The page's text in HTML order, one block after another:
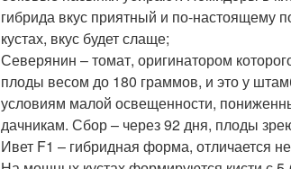
гибрида вкус приятный и по-настоящему
кустах, вкус будет слаще;
Северянин – томат, оригинатором
плоды весом до 180 граммов, и это у
условиям малой освещенности,
дачникам. Сбор – через 92 дня, плоды
Ивет F1 – гибридная форма, отличается